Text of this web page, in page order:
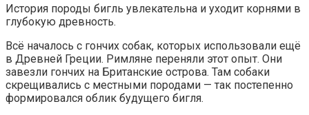
История породы бигль увлекательна и уходит корнями в
глубокую древность.
Всё началось с гончих собак, которых использовали ещё
в Древней Греции. Римляне переняли этот опыт. Они
завезли гончих на Британские острова. Там собаки
скрещивались с местными породами — так постепенно
формировался облик будущего бигля.